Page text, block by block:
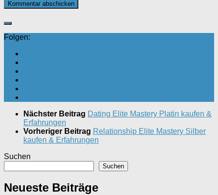
Folgen:
Nächster Beitrag Dating Elite Mastery Platin kaufen &
Erfahrungen
Vorheriger Beitrag Relationship Elite Mastery Silber
kaufen & Erfahrungen
Suchen
Suchen
Neueste Beiträge